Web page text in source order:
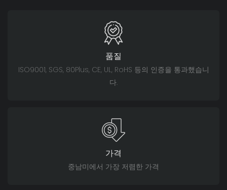
품질
ISO9001, SGS, 80Plus, CE, UL, RoHS 등의 인증을 통과했습니
다.
가격
중남미에서 가장 저렴한 가격